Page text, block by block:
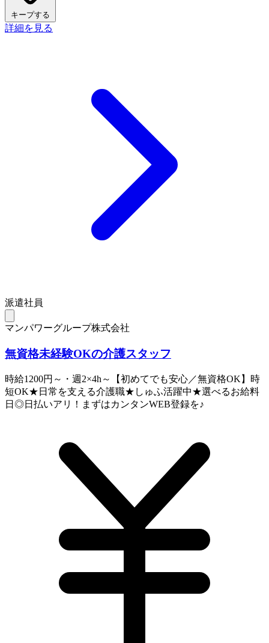
キープする
詳細を見る
派遣社員
マンパワーグループ株式会社
無資格未経験OKの介護スタッフ
時給1200円～・週2×4h～【初めてでも安心／無資格OK】時
短OK★日常を支える介護職★しゅふ活躍中★選べるお給料
日◎日払いアリ！まずはカンタンWEB登録を♪